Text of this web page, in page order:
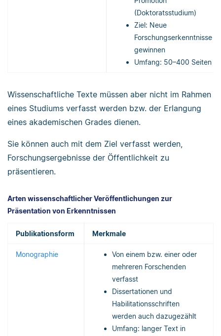
(Doktoratsstudium)
Ziel: Neue
Forschungserkenntnisse
gewinnen
Umfang: 50–400 Seiten
Wissenschaftliche Texte müssen aber nicht im Rahmen
eines Studiums verfasst werden bzw. der Erlangung
eines akademischen Grades dienen.
Sie können auch mit dem Ziel verfasst werden,
Forschungsergebnisse der Öffentlichkeit zu
präsentieren.
Arten wissenschaftlicher Veröffentlichungen zur
Präsentation von Erkenntnissen
Publikationsform Merkmale
Monographie
Von einem bzw. einer oder
mehreren Forschenden
verfasst
Dissertationen und
Habilitationsschriften
werden auch dazugezählt
Umfang: langer Text in